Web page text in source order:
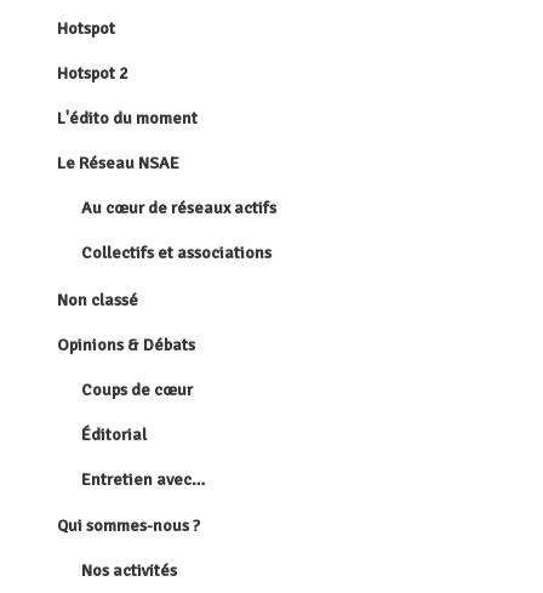
Hotspot
Hotspot 2
L'édito du moment
Le Réseau NSAE
Au cœur de réseaux actifs
Collectifs et associations
Non classé
Opinions & Débats
Coups de cœur
Éditorial
Entretien avec…
Qui sommes-nous ?
Nos activités